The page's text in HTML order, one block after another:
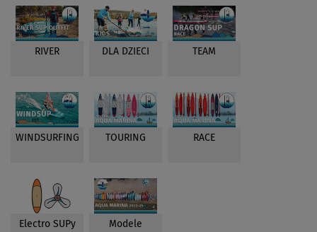
RIVER DLA DZIECI TEAM
WINDSURFING TOURING RACE
Electro SUPy
Modele